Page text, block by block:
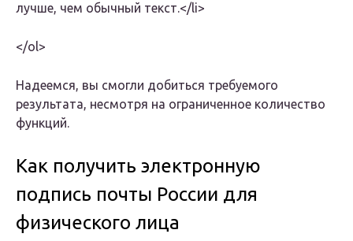
лучше, чем обычный текст.</li>
</ol>
Надеемся, вы смогли добиться требуемого
результата, несмотря на ограниченное количество
функций.
Как получить электронную
подпись почты России для
физического лица